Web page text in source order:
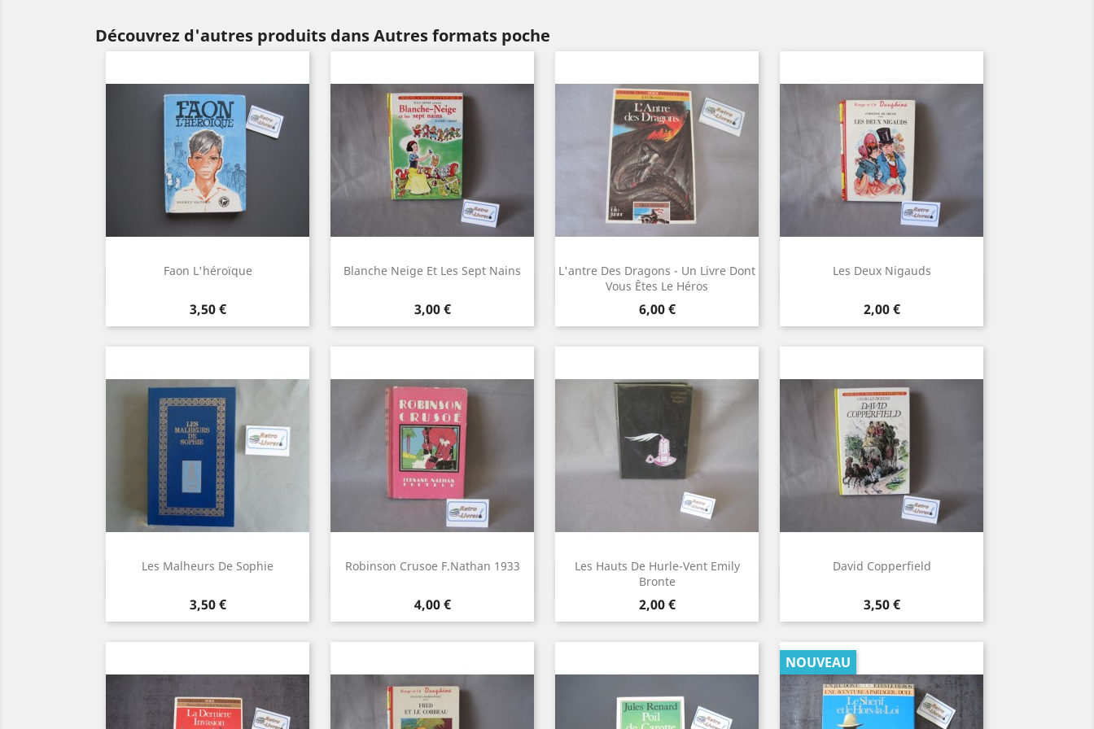
Découvrez d'autres produits dans Autres formats poche
Faon L'héroïque
Prix
3,50 €
Blanche Neige Et Les Sept Nains
Prix
3,00 €
L'antre Des Dragons - Un Livre Dont
Vous Êtes Le Héros
Prix
6,00 €
Aperçu rapide
Les Deux Nigauds
Prix
2,00 €
Les Malheurs De Sophie
Prix
3,50 €
Robinson Crusoe F.Nathan 1933
Prix
4,00 €
Les Hauts De Hurle-Vent Emily
Bronte
Prix
2,00 €
Aperçu rapide
David Copperfield
Prix
3,50 €
NOUVEAU